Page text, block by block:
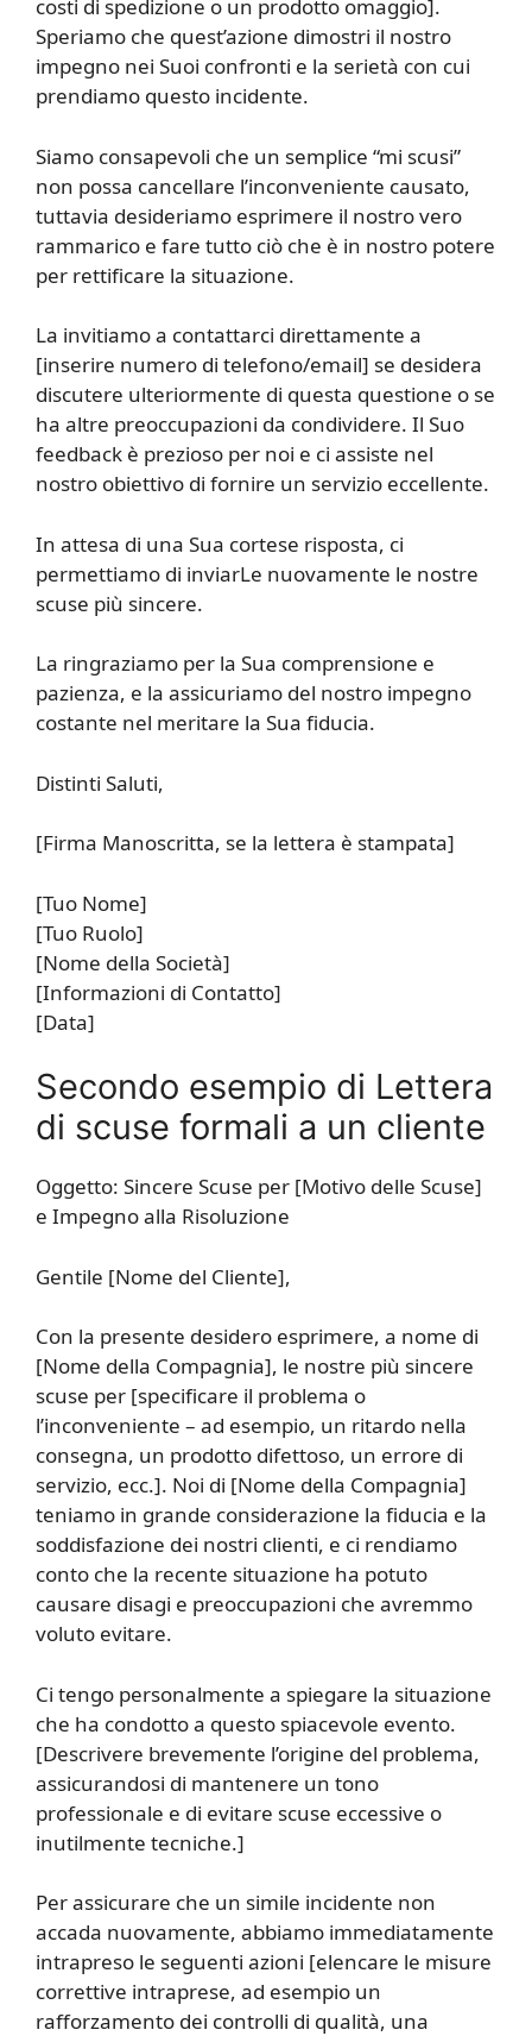
costi di spedizione o un prodotto omaggio].
Speriamo che quest’azione dimostri il nostro
impegno nei Suoi confronti e la serietà con cui
prendiamo questo incidente.
Siamo consapevoli che un semplice “mi scusi”
non possa cancellare l’inconveniente causato,
tuttavia desideriamo esprimere il nostro vero
rammarico e fare tutto ciò che è in nostro potere
per rettificare la situazione.
La invitiamo a contattarci direttamente a
[inserire numero di telefono/email] se desidera
discutere ulteriormente di questa questione o se
ha altre preoccupazioni da condividere. Il Suo
feedback è prezioso per noi e ci assiste nel
nostro obiettivo di fornire un servizio eccellente.
In attesa di una Sua cortese risposta, ci
permettiamo di inviarLe nuovamente le nostre
scuse più sincere.
La ringraziamo per la Sua comprensione e
pazienza, e la assicuriamo del nostro impegno
costante nel meritare la Sua fiducia.
Distinti Saluti,
[Firma Manoscritta, se la lettera è stampata]
[Tuo Nome]
[Tuo Ruolo]
[Nome della Società]
[Informazioni di Contatto]
[Data]
Secondo esempio di Lettera
di scuse formali a un cliente
Oggetto: Sincere Scuse per [Motivo delle Scuse]
e Impegno alla Risoluzione
Gentile [Nome del Cliente],
Con la presente desidero esprimere, a nome di
[Nome della Compagnia], le nostre più sincere
scuse per [specificare il problema o
l’inconveniente – ad esempio, un ritardo nella
consegna, un prodotto difettoso, un errore di
servizio, ecc.]. Noi di [Nome della Compagnia]
teniamo in grande considerazione la fiducia e la
soddisfazione dei nostri clienti, e ci rendiamo
conto che la recente situazione ha potuto
causare disagi e preoccupazioni che avremmo
voluto evitare.
Ci tengo personalmente a spiegare la situazione
che ha condotto a questo spiacevole evento.
[Descrivere brevemente l’origine del problema,
assicurandosi di mantenere un tono
professionale e di evitare scuse eccessive o
inutilmente tecniche.]
Per assicurare che un simile incidente non
accada nuovamente, abbiamo immediatamente
intrapreso le seguenti azioni [elencare le misure
correttive intraprese, ad esempio un
rafforzamento dei controlli di qualità, una